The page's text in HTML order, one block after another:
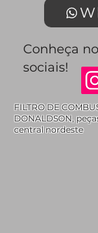
Conheça
sociais!
FILTRO DE
DONALDSON,
central nordeste